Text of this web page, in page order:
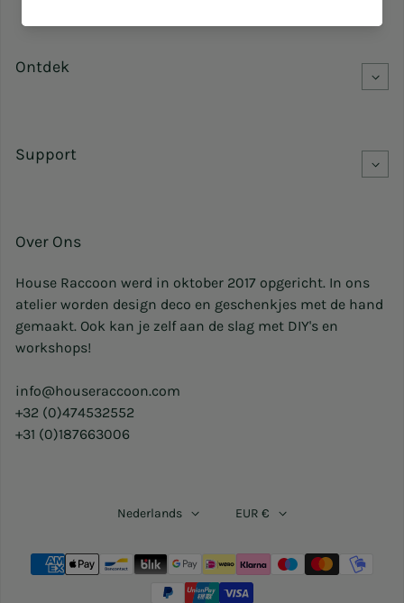
Ontdek
Support
Over Ons
House Raccoon werd in oktober 2017 opgericht. In ons
atelier worden design deco en geschenkjes met de hand
gemaakt. Ook kan je zelf aan de slag met DIY's en
workshops!
info@houseraccoon.com
+32 (0)474532552
+31 (0)187663006
Betaalmethoden
Nederlands EUR €